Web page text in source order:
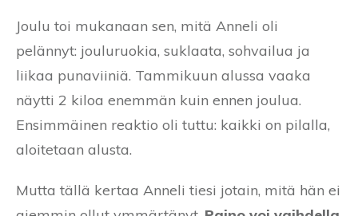
Joulu toi mukanaan sen, mitä Anneli oli
pelännyt: jouluruokia, suklaata, sohvailua ja
liikaa punaviiniä. Tammikuun alussa vaaka
näytti 2 kiloa enemmän kuin ennen joulua.
Ensimmäinen reaktio oli tuttu: kaikki on pilalla,
aloitetaan alusta.
Mutta tällä kertaa Anneli tiesi jotain, mitä hän ei